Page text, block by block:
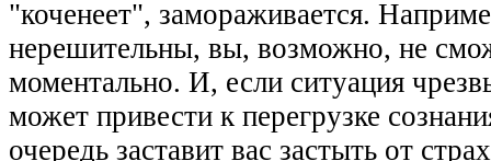
"коченеет", замораживается.
нерешительны, вы, возможно, не
моментально. И, если ситуация
может привести к перегрузке
очередь заставит вас застыть от